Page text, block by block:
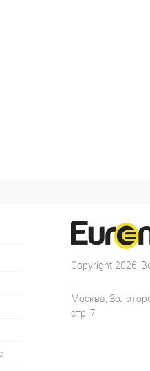
Copyright 2026.
Москва,
стр. 7